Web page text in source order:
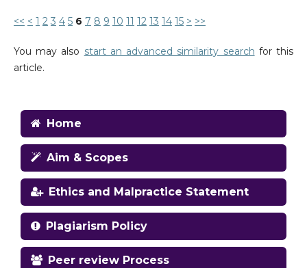
<< < 1 2 3 4 5 6 7 8 9 10 11 12 13 14 15 > >>
You may also start an advanced similarity search for this
article.
Home
Aim & Scopes
Ethics and Malpractice Statement
Plagiarism Policy
Peer review Process